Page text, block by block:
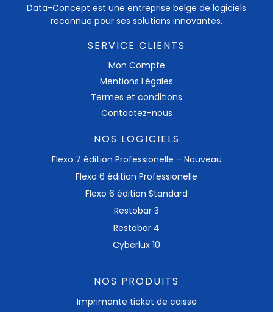
Data-Concept est une entreprise belge de logiciels
reconnue pour ses solutions innovantes.
SERVICE CLIENTS
Mon Compte
Mentions Légales
Termes et conditions
Contactez-nous
NOS LOGICIELS
Flexo 7 édition Professionelle – Nouveau
Flexo 6 édition Professionelle
Flexo 6 édition Standard
Restobar 3
Restobar 4
Cyberlux 10
NOS PRODUITS
Imprimante ticket​ de caisse